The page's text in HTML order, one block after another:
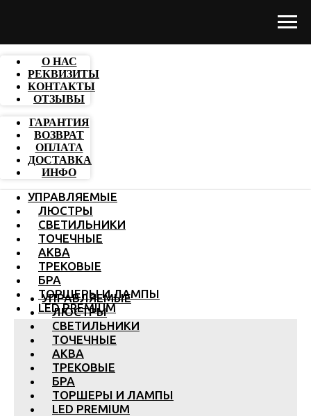
О НАС
РЕКВИЗИТЫ
КОНТАКТЫ
ОТЗЫВЫ
ГАРАНТИЯ
ВОЗВРАТ
ОПЛАТА
ДОСТАВКА
ИНФО
УПРАВЛЯЕМЫЕ
ЛЮСТРЫ
СВЕТИЛЬНИКИ
ТОЧЕЧНЫЕ
АКВА
ТРЕКОВЫЕ
БРА
ТОРШЕРЫ И ЛАМПЫ
LED PREMIUM
УПРАВЛЯЕМЫЕ
ЛЮСТРЫ
СВЕТИЛЬНИКИ
ТОЧЕЧНЫЕ
АКВА
ТРЕКОВЫЕ
БРА
ТОРШЕРЫ И ЛАМПЫ
LED PREMIUM